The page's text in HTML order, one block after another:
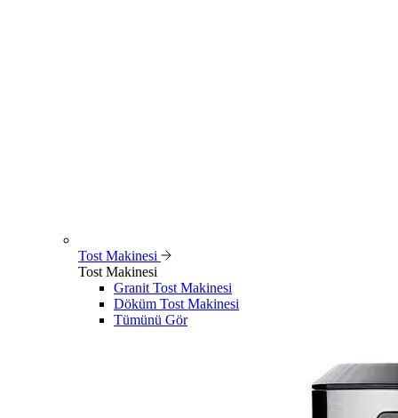
Tost Makinesi
Tost Makinesi
Granit Tost Makinesi
Döküm Tost Makinesi
Tümünü Gör